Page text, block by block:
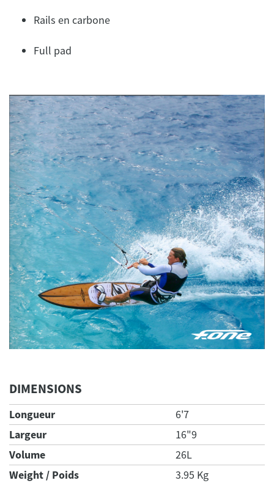
Rails en carbone
Full pad
DIMENSIONS
Longueur
6'7
Largeur
16"9
Volume
26L
Weight / Poids
3.95 Kg